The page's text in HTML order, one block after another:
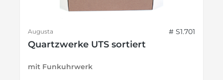
Augusta # S1.701
Quartzwerke UTS sortiert
mit Funkuhrwerk